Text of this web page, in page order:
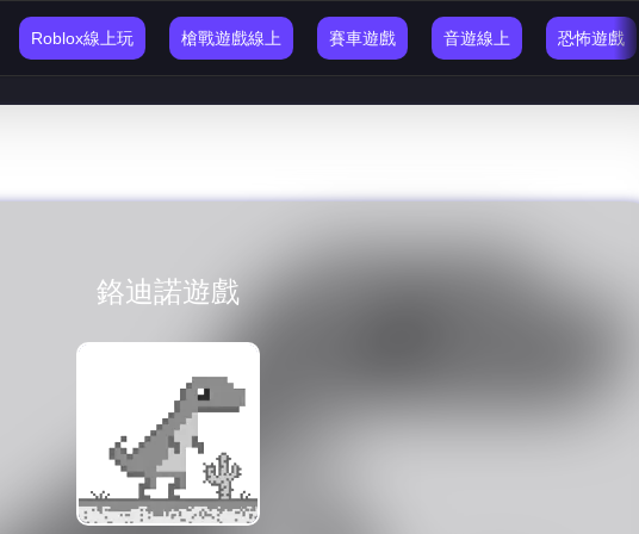
Roblox線上玩 槍戰遊戲線上 賽車遊戲 音遊線上 恐怖遊戲
鉻迪諾遊戲